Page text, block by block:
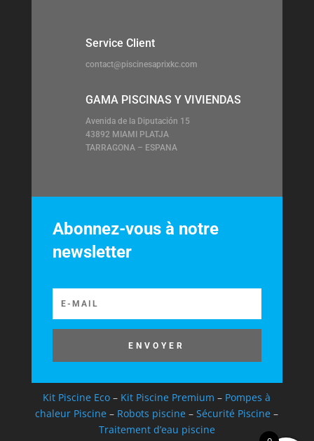
Service Client
contact@piscinesaprixkc.com
GAMA PISCINAS Y VIVIENDAS
Avenida de la Diputación 15
43892 MIAMI PLATJA
TARRAGONA – ESPANA
Abonnez-vous à notre
newsletter
ENVOYER
Kit Piscine Eco – Kit Piscine Premium – Pompes à
chaleur Piscine – Robots piscine –Sécurité Piscine –
Traitement d’eau piscine